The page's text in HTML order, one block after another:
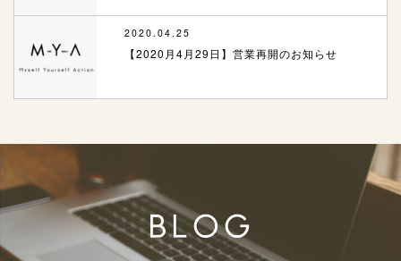
2020.04.25
【2020月4月29日】営業再開のお知らせ